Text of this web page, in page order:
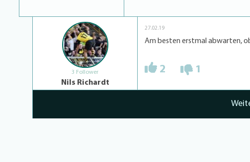
3 Follower
Nils Richardt
27.02.19
Am besten erstmal abwarten,
2 1